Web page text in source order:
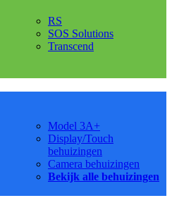
RS
SOS Solutions
Transcend
Model 3A+
Display/Touch
behuizingen
Camera behuizingen
Bekijk alle behuizingen